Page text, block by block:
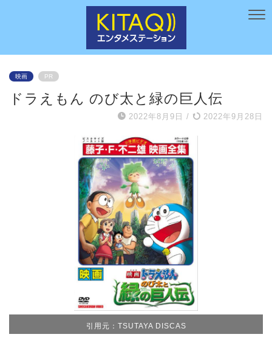
映画 PR
ドラえもん のび太と緑の巨人伝
2022年8月9日 / 2022年9月28日
引用元：TSUTAYA DISCAS